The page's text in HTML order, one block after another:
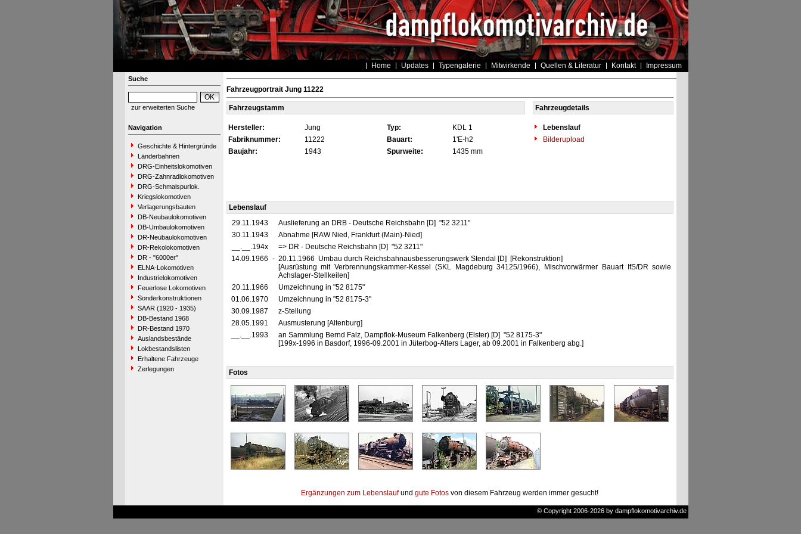
Home Updates Typengalerie Mitwirkende Quellen & Literatur Kontakt Impressum
Suche
zur erweiterten Suche
Navigation
Geschichte & Hintergründe
Länderbahnen
DRG-Einheitslokomotiven
DRG-Zahnradlokomotiven
DRG-Schmalspurlok.
Kriegslokomotiven
Verlagerungsbauten
DB-Neubaulokomotiven
DB-Umbaulokomotiven
DR-Neubaulokomotiven
DR-Rekolokomotiven
DR - "6000er"
ELNA-Lokomotiven
Industrielokomotiven
Feuerlose Lokomotiven
Sonderkonstruktionen
SAAR (1920 - 1935)
DB-Bestand 1968
DR-Bestand 1970
Auslandsbestände
Lokbestandslisten
Erhaltene Fahrzeuge
Zerlegungen
Fahrzeugportrait Jung 11222
Fahrzeugstamm Fahrzeugdetails
Hersteller: Jung Typ: KDL 1
Lebenslauf
Fabriknummer:
11222 Bauart: 1'E-h2
Bilderupload
Baujahr:
1943 Spurweite: 1435 mm
Lebenslauf
29.11.1943
Auslieferung an DRB - Deutsche Reichsbahn [D] "52 3211"
30.11.1943
Abnahme [RAW Nied, Frankfurt (Main)-Nied]
__.__.194x
=> DR - Deutsche Reichsbahn [D] "52 3211"
14.09.1966 - 20.11.1966 Umbau durch Reichsbahnausbesserungswerk Stendal [D] [Rekonstruktion]
[Ausrüstung mit Verbrennungskammer-Kessel (SKL Magdeburg 34125/1966), Mischvorwärmer Bauart IfS/DR sowie
Achslager-Stellkeilen]
20.11.1966
Umzeichnung in "52 8175"
01.06.1970
Umzeichnung in "52 8175-3"
30.09.1987
z-Stellung
28.05.1991
Ausmusterung [Altenburg]
__.__.1993
an Sammlung Bernd Falz, Dampflok-Museum Falkenberg (Elster) [D] "52 8175-3"
[199x-1996 in Basdorf, 1996-09.2001 in Jüterbog-Alters Lager, ab 09.2001 in Falkenberg abg.]
Fotos
Ergänzungen zum Lebenslaufund gute Fotos von diesem Fahrzeug werden immer gesucht!
© Copyright 2006-2026 by dampflokomotivarchiv.de